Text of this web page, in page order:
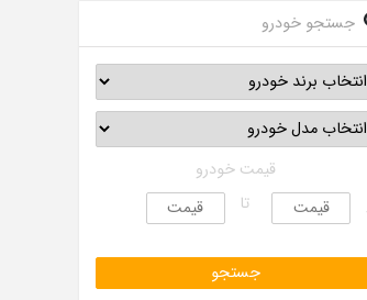
جستجو خودرو
قیمت خودرو
تا